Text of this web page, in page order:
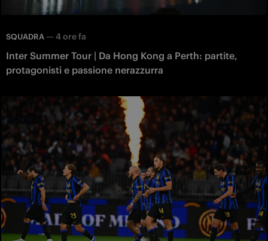
SQUADRA — 4 ore fa
Inter Summer Tour | Da Hong Kong a Perth: partite,
protagonisti e passione nerazzurra